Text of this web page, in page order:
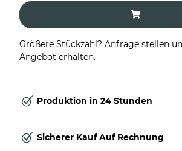
Größere Stückzahl? Anfrage stellen
Angebot erhalten.
Produktion in 24 Stunden
Sicherer Kauf Auf Rechnung